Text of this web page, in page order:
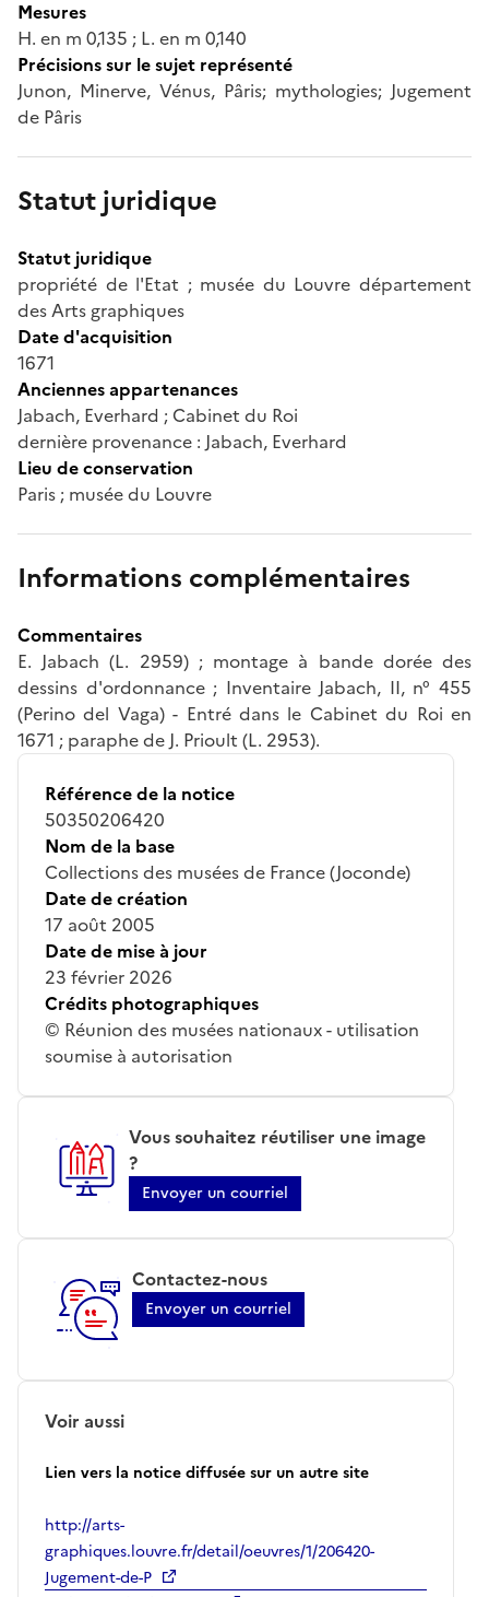
Mesures
H. en m 0,135 ; L. en m 0,140
Précisions sur le sujet représenté
Junon, Minerve, Vénus, Pâris; mythologies; Jugement
de Pâris
Statut juridique
Statut juridique
propriété de l'Etat ; musée du Louvre département
des Arts graphiques
Date d'acquisition
1671
Anciennes appartenances
Jabach, Everhard ; Cabinet du Roi
dernière provenance : Jabach, Everhard
Lieu de conservation
Paris ; musée du Louvre
Informations complémentaires
Commentaires
E. Jabach (L. 2959) ; montage à bande dorée des
dessins d'ordonnance ; Inventaire Jabach, II, n° 455
(Perino del Vaga) - Entré dans le Cabinet du Roi en
1671 ; paraphe de J. Prioult (L. 2953).
Référence de la notice
50350206420
Nom de la base
Collections des musées de France (Joconde)
Date de création
17 août 2005
Date de mise à jour
23 février 2026
Crédits photographiques
© Réunion des musées nationaux - utilisation
soumise à autorisation
Vous souhaitez réutiliser une image
?
Envoyer un courriel
Contactez-nous
Envoyer un courriel
Voir aussi
Lien vers la notice diffusée sur un autre site
http://arts-
graphiques.louvre.fr/detail/oeuvres/1/206420-
Jugement-de-P